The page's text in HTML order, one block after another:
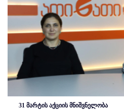
31 მარტის აქციის მნიშვნელობა